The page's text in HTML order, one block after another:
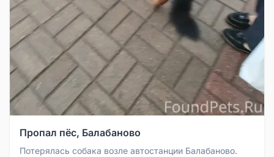
Пропал пёс, Балабаново
Потерялась собака возле автостанции Балабаново.